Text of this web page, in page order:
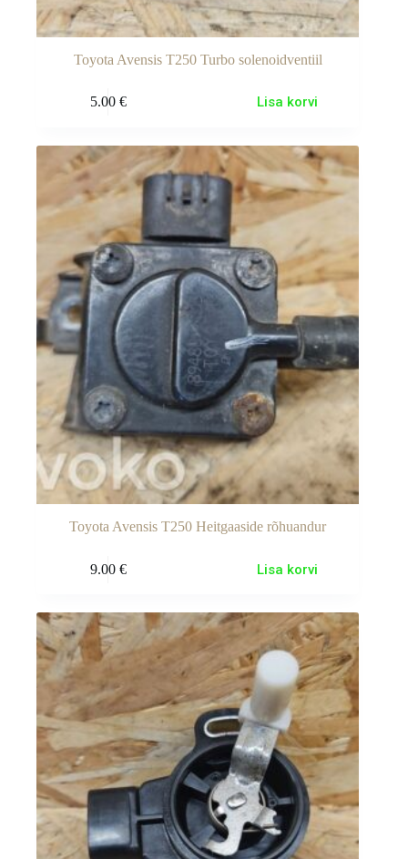
Toyota Avensis T250 Turbo solenoidventiil
5.00 € Lisa korvi
Toyota Avensis T250 Heitgaaside rõhuandur
9.00 € Lisa korvi